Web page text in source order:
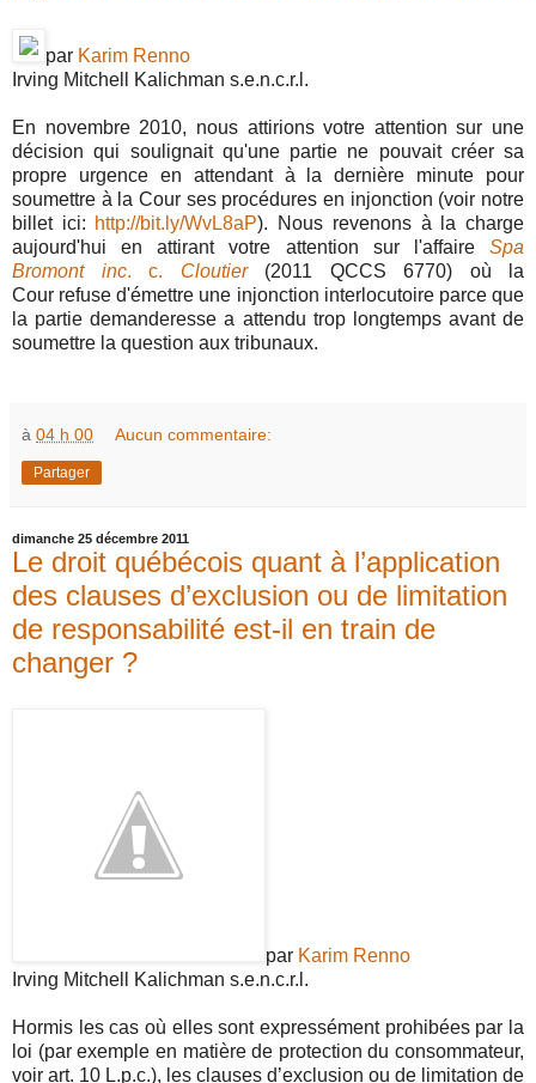
par Karim Renno
Irving Mitchell Kalichman s.e.n.c.r.l.
En novembre 2010, nous attirions votre attention sur une
décision qui soulignait qu'une partie ne pouvait créer sa
propre urgence en attendant à la dernière minute pour
soumettre à la Cour ses procédures en injonction (voir notre
billet ici: http://bit.ly/WvL8aP). Nous revenons à la charge
aujourd'hui en attirant votre attention sur l'affaire Spa
Bromont inc. c. Cloutier
(2011 QCCS 6770) où la
Cour refuse d'émettre une injonction interlocutoire parce que
la partie demanderesse a attendu trop longtemps avant de
soumettre la question aux tribunaux.
à 04 h 00 Aucun commentaire:
Partager
dimanche 25 décembre 2011
Le droit québécois quant à l’application
des clauses d’exclusion ou de limitation
de responsabilité est-il en train de
changer ?
par Karim Renno
Irving Mitchell Kalichman s.e.n.c.r.l.
Hormis les cas où elles sont expressément prohibées par la
loi (par exemple en matière de protection du consommateur,
voir art. 10 L.p.c.), les clauses d’exclusion ou de limitation de